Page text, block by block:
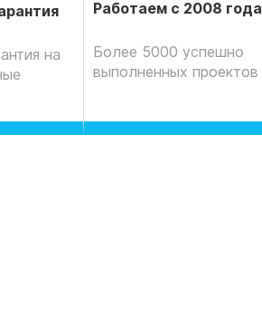
на
Работаем с 2008 года
Более 5000 успешно
выполненных проектов